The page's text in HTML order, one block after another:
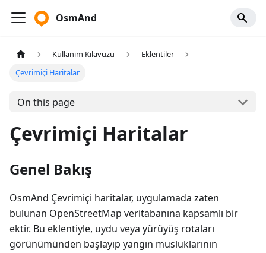
OsmAnd
Kullanım Kılavuzu
Eklentiler
Çevrimiçi Haritalar
On this page
Çevrimiçi Haritalar
Genel Bakış
OsmAnd Çevrimiçi haritalar, uygulamada zaten
bulunan OpenStreetMap veritabanına kapsamlı bir
ektir. Bu eklentiyle, uydu veya yürüyüş rotaları
görünümünden başlayıp yangın musluklarının